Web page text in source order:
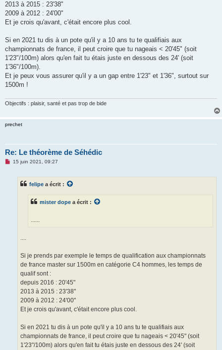
2013 à 2015 : 23'38"
2009 à 2012 : 24'00"
Et je crois qu'avant, c'était encore plus cool.
Si en 2021 tu dis à un pote qu'il y a 10 ans tu te qualifiais aux
championnats de france, il peut croire que tu nageais < 20'45" (soit
1'23"/100m) alors qu'en fait tu étais juste en dessous des 24' (soit
1'36"/100m).
Et je peux vous assurer qu'il y a un gap entre 1'23" et 1'36", surtout sur
1500m !
Objectifs : plaisir, santé et pas trop de bide
prechet
Re: Le théorème de Séhédic
M
15 juin 2021, 09:27
felipe a écrit :
mister dope a écrit :
......
....
Si je prends par exemple le temps de qualification aux championnats
de france master sur 1500m en catégorie C4 hommes, les temps de
qualif sont :
depuis 2016 : 20'45"
2013 à 2015 : 23'38"
2009 à 2012 : 24'00"
Et je crois qu'avant, c'était encore plus cool.
Si en 2021 tu dis à un pote qu'il y a 10 ans tu te qualifiais aux
championnats de france, il peut croire que tu nageais < 20'45" (soit
1'23"/100m) alors qu'en fait tu étais juste en dessous des 24' (soit